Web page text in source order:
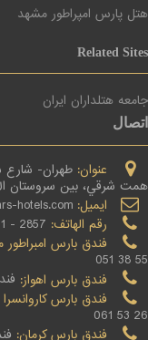
هتل پارس امپراطور مشهد
Related Sites
جامعه هتلداران ایران
اتصال
عنوان: طهران- شارع
همت شرقي، بین سروستان
ایمیل:
رقم الهاتف:
فندق بارس
55 38 051
فندق بارس اهواز: فندق
فندق بارس کاروانسرا
26 53 061
فندق بارس کرمان: